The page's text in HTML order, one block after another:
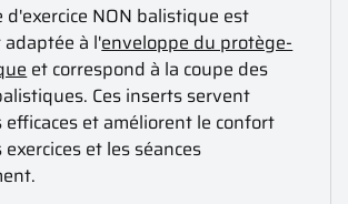
d'exercice NON balistique est
à l'enveloppe du protège-
et correspond à la coupe des
Ces inserts servent
efficaces et améliorent le confort
et les séances